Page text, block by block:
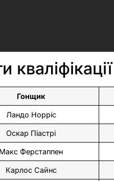
Гонщик
Ландо Норріс
Оскар Піастрі
Макс Ферстаппен
Карлос Сайнс